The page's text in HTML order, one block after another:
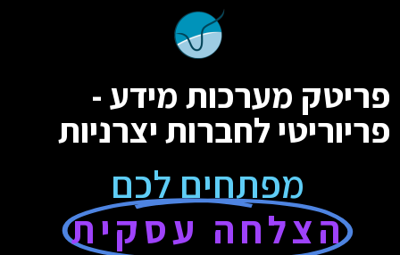
פריטק מערכות מידע -
פריוריטי לחברות יצרניות
מפתחים לכם
הצלחה עסקית